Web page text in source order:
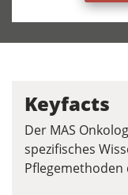
Keyfacts
Der MAS
spezifisches
Pflegemethoden